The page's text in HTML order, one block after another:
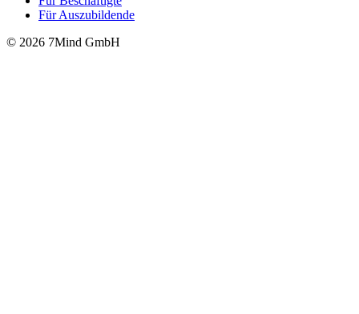
Für Auszubildende
© 2026 7Mind GmbH